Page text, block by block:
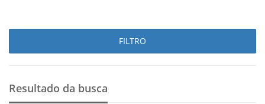
FILTRO
Resultado da busca